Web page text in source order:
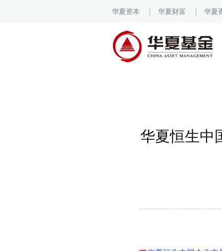
华夏资本 华夏财富 华夏
华夏恒生中